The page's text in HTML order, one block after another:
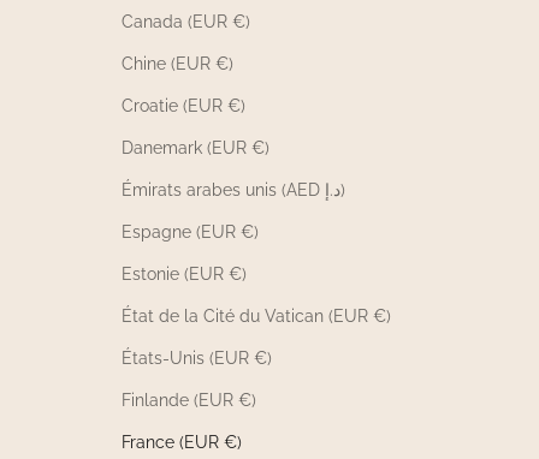
Canada (EUR €)
Chine (EUR €)
Croatie (EUR €)
Danemark (EUR €)
Émirats arabes unis (AED د.إ)
Espagne (EUR €)
Estonie (EUR €)
État de la Cité du Vatican (EUR €)
États-Unis (EUR €)
Finlande (EUR €)
France (EUR €)